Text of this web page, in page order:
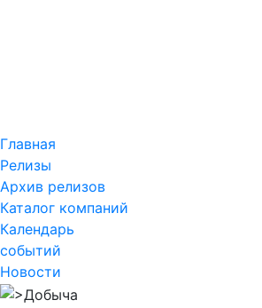
Главная
Релизы
Архив релизов
Каталог компаний
Календарь
событий
Новости